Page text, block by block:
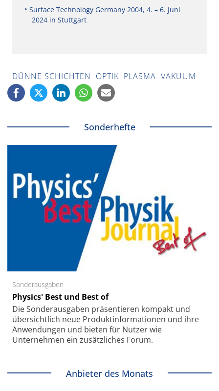
Surface Technology Germany 2004, 4. – 6. Juni
2024 in Stuttgart
DÜNNE SCHICHTEN OPTIK PLASMA VAKUUM
Sonderhefte
Sonderausgaben
Physics' Best und Best of
Die Sonder­ausgaben präsentieren kompakt und
übersichtlich neue Produkt­informationen und ihre
Anwendungen und bieten für Nutzer wie
Unternehmen ein zusätzliches Forum.
Anbieter des Monats